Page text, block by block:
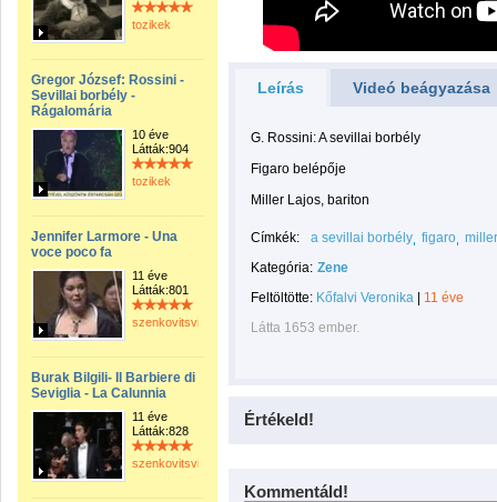
tozikek
Gregor József: Rossini -
Sevillai borbély -
Rágalomária
10 éve
Látták:904
tozikek
Jennifer Larmore - Una
voce poco fa
11 éve
Látták:801
szenkovitsviktor
Burak Bilgili- Il Barbiere di
Seviglia - La Calunnia
11 éve
Látták:828
szenkovitsviktor
Leírás Videó beágyazása
G. Rossini: A sevillai borbély
Figaro belépője
Miller Lajos, bariton
Címkék: a sevillai borbély figaro
Kategória: Zene
Feltöltötte: Kőfalvi Veronika
11 éve
Látta 1653 ember.
Értékeld!
Kommentáld!